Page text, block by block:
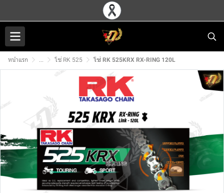
หน้าแรก ... โซ่ RK 525 โซ่ RK 525KRX RX-RING 120L